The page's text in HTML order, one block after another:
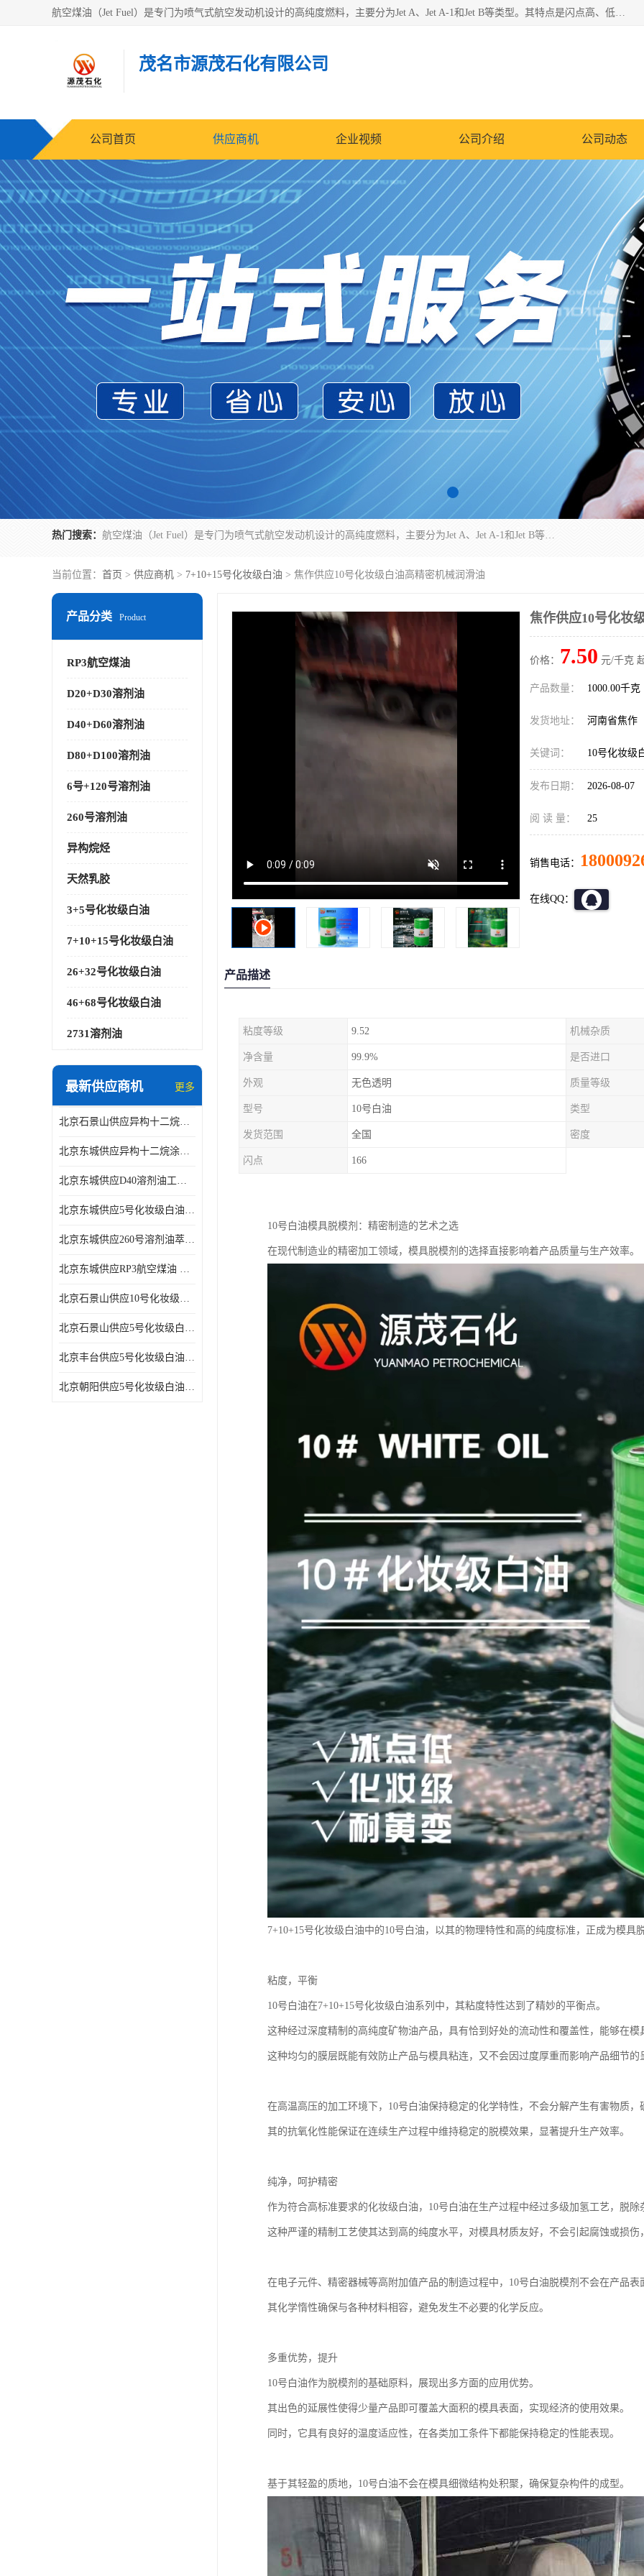
航空煤油（Jet Fuel）是专门为喷气式航空发动机设计的高纯度燃料，主要分为Jet A、Jet A-1和Jet B等类型。其特点是闪点高、低温流动性好，并添加了抗静电剂和抗氧化剂以确保飞行安全。航空煤油需
茂名市源茂石化有限公司
公司首页 供应商机 企业视频 公司介绍 公司动态
热门搜索： 航空煤油（Jet Fuel）是专门为喷气式航空发动机设计的高纯度燃料，主要分为Jet A、Jet A-1和Jet B等类型。其特点是闪点高、低温流动性好，并添加了抗静电剂和抗氧化剂以确保飞行安全。航空煤油需
当前位置： 首页 > 供应商机 > 7+10+15号化妆级白油 > 焦作供应10号化妆级白油高精密机械润滑油
产品分类 Product
RP3航空煤油
D20+D30溶剂油
D40+D60溶剂油
D80+D100溶剂油
6号+120号溶剂油
260号溶剂油
异构烷烃
天然乳胶
3+5号化妆级白油
7+10+15号化妆级白油
26+32号化妆级白油
46+68号化妆级白油
2731溶剂油
最新供应商机 更多
北京石景山供应异构十二烷香精助剂
北京东城供应异构十二烷涂料胶粘油墨稀释剂
北京东城供应D40溶剂油工业金属清洗
北京东城供应5号化妆级白油钻井液润滑剂
北京东城供应260号溶剂油萃取溶剂油金属萃取剂
北京东城供应RP3航空煤油 高含量国标工业级航空煤油燃料油 无色透明
北京石景山供应10号化妆级白油高精密机械润滑油
北京石景山供应5号化妆级白油缝纫机油 设备润滑油
北京丰台供应5号化妆级白油纤维与织物柔软光亮
北京朝阳供应5号化妆级白油纺织时的润滑剂
焦作供应10号化妆
价格： 7.50 元/千克
产品数量： 1000.00千克
发货地址： 河南省焦作
关键词： 10号化妆级
发布日期： 2026-08-07
阅 读 量： 25
销售电话：
在线QQ：
产品描述
粘度等级 9.52 机械杂质
净含量 99.9% 是否进口
外观 无色透明 质量等级
型号 10号白油 类型
发货范围 全国 密度
闪点 166
10号白油模具脱模剂：精密制造的艺术之选
在现代制造业的精密加工领域，模具脱模剂的选择直接影响着产品质量与生产效率。
7+10+15号化妆级白油中的10号白油，以其的物理特性和高的纯度标准，正成为模具
粘度，平衡
10号白油在7+10+15号化妆级白油系列中，其粘度特性达到了精妙的平衡点。
这种经过深度精制的高纯度矿物油产品，具有恰到好处的流动性和覆盖性，能够在模
这种均匀的膜层既能有效防止产品与模具粘连，又不会因过度厚重而影响产品细节的
在高温高压的加工环境下，10号白油保持稳定的化学特性，不会分解产生有害物质，
其的抗氧化性能保证在连续生产过程中维持稳定的脱模效果，显著提升生产效率。
纯净，呵护精密
作为符合高标准要求的化妆级白油，10号白油在生产过程中经过多级加氢工艺，脱除
这种严谨的精制工艺使其达到高的纯度水平，对模具材质友好，不会引起腐蚀或损伤
在电子元件、精密器械等高附加值产品的制造过程中，10号白油脱模剂不会在产品表
其化学惰性确保与各种材料相容，避免发生不必要的化学反应。
多重优势，提升
10号白油作为脱模剂的基础原料，展现出多方面的应用优势。
其出色的延展性使得少量产品即可覆盖大面积的模具表面，实现经济的使用效果。
同时，它具有良好的温度适应性，在各类加工条件下都能保持稳定的性能表现。
基于其轻盈的质地，10号白油不会在模具细微结构处积聚，确保复杂构件的成型。